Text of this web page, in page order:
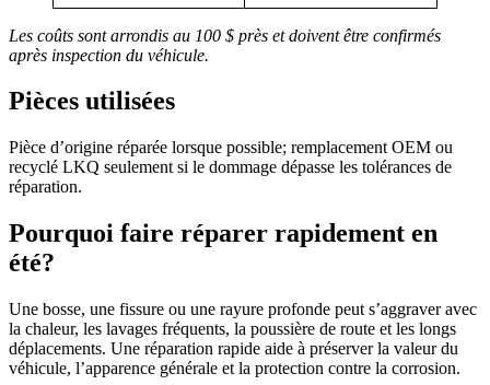
Les coûts sont arrondis au 100 $ près et doivent être confirmés
après inspection du véhicule.
Pièces utilisées
Pièce d’origine réparée lorsque possible; remplacement OEM ou
recyclé LKQ seulement si le dommage dépasse les tolérances de
réparation.
Pourquoi faire réparer rapidement en
été?
Une bosse, une fissure ou une rayure profonde peut s’aggraver avec
la chaleur, les lavages fréquents, la poussière de route et les longs
déplacements. Une réparation rapide aide à préserver la valeur du
véhicule, l’apparence générale et la protection contre la corrosion.